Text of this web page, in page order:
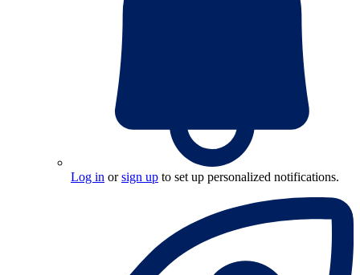
Log in orsign up to set up personalized notifications.